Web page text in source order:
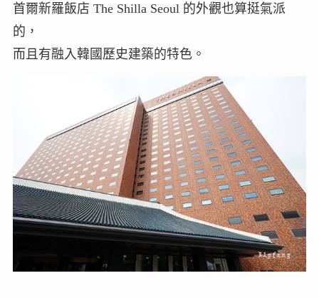
首爾新羅飯店 The Shilla Seoul 的外觀也算挺氣派
的，
而且有融入韓國歷史建築的特色。